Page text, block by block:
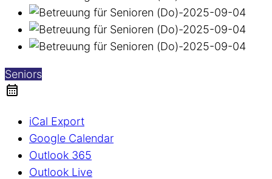
Seniors
iCal Export
Google Calendar
Outlook 365
Outlook Live